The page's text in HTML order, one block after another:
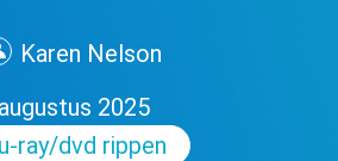
Karen Nelson
2025
ray/dvd rippen